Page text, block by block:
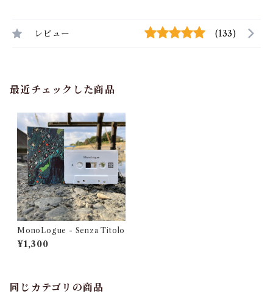
レビュー (133)
最近チェックした商品
MonoLogue - Senza Titolo
¥1,300
同じカテゴリの商品